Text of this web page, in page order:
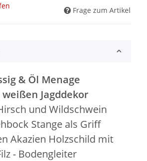
Frage zum Artikel
& Öl Menage
Jagddekor
und Wildschwein
Stange als Griff
Akazien Holzschild mit
- Bodengleiter